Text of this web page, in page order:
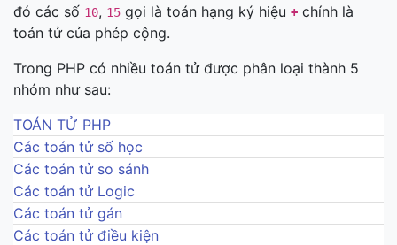
đó các số 10, 15 gọi là toán hạng ký hiệu + chính là
toán tử của phép cộng.
Trong PHP có nhiều toán tử được phân loại thành 5
nhóm như sau:
TOÁN TỬ PHP
Các toán tử số học
Các toán tử so sánh
Các toán tử Logic
Các toán tử gán
Các toán tử điều kiện